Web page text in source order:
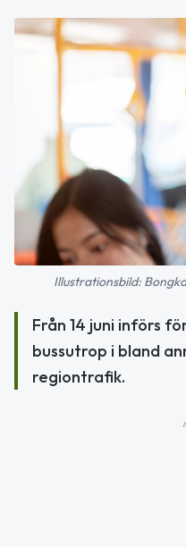
Illustrationsbild:
Från 14 juni införs
bussutrop i bland
regiontrafik.